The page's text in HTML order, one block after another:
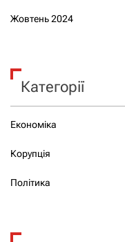
Жовтень 2024
Категорії
Економіка
Корупція
Політика